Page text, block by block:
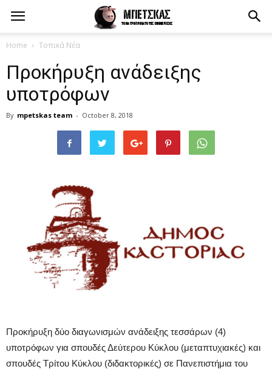
Home Τοπικά Νέα
Προκήρυξη ανάδειξης
υποτρόφων
By mpetskas team - October 8, 2018
Προκήρυξη δύο διαγωνισμών ανάδειξης τεσσάρων (4)
υποτρόφων για σπουδές Δεύτερου Κύκλου (μεταπτυχιακές) και
σπουδές Τρίτου Κύκλου (διδακτορικές) σε Πανεπιστήμια του